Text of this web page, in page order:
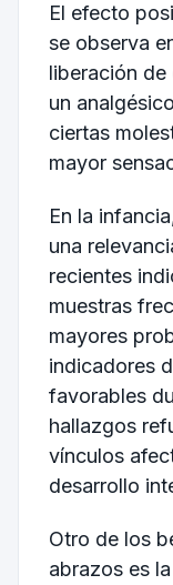
El efecto
se observa
liberación
un
ciertas
mayor
En la
una
recientes
muestras
mayores
indicadores
favorables
hallazgos
vínculos
desarrollo
Otro de los
abrazos es